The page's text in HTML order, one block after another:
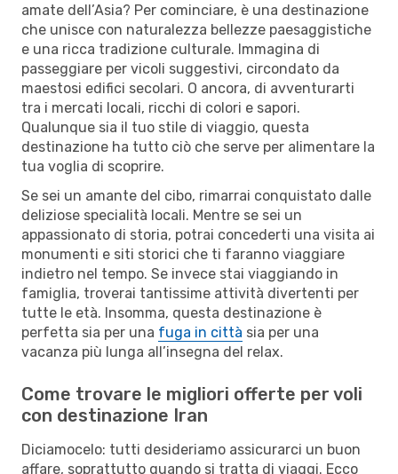
amate dell’Asia? Per cominciare, è una destinazione
che unisce con naturalezza bellezze paesaggistiche
e una ricca tradizione culturale. Immagina di
passeggiare per vicoli suggestivi, circondato da
maestosi edifici secolari. O ancora, di avventurarti
tra i mercati locali, ricchi di colori e sapori.
Qualunque sia il tuo stile di viaggio, questa
destinazione ha tutto ciò che serve per alimentare la
tua voglia di scoprire.
Se sei un amante del cibo, rimarrai conquistato dalle
deliziose specialità locali. Mentre se sei un
appassionato di storia, potrai concederti una visita ai
monumenti e siti storici che ti faranno viaggiare
indietro nel tempo. Se invece stai viaggiando in
famiglia, troverai tantissime attività divertenti per
tutte le età. Insomma, questa destinazione è
perfetta sia per una fuga in città sia per una
vacanza più lunga all’insegna del relax.
Come trovare le migliori offerte per voli
con destinazione Iran
Diciamocelo: tutti desideriamo assicurarci un buon
affare, soprattutto quando si tratta di viaggi. Ecco